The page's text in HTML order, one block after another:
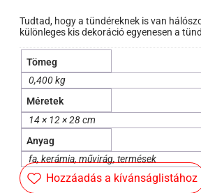
Tudtad, hogy a tündéreknek is van
különleges kis dekoráció egyenesen a
Tömeg
0,400 kg
Méretek
14 × 12 × 28 cm
Anyag
fa, kerámia, művirág, termések
Hozzáadás a kívánságlistához